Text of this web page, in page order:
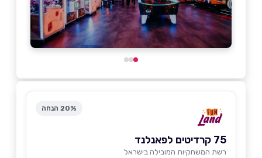
20% הנחה
75 קרדיטים לפאנלנד
רשת המשחקיות המובילה בישראל